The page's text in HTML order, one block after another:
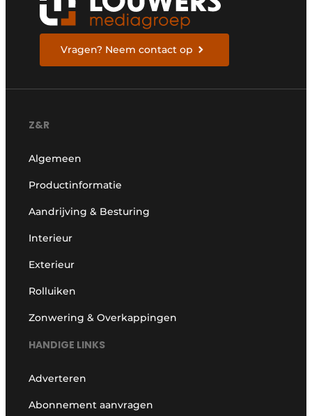
Vragen? Neem contact op
Z&R
Algemeen
Productinformatie
Aandrijving & Besturing
Interieur
Exterieur
Rolluiken
Zonwering & Overkappingen
HANDIGE LINKS
Adverteren
Abonnement aanvragen